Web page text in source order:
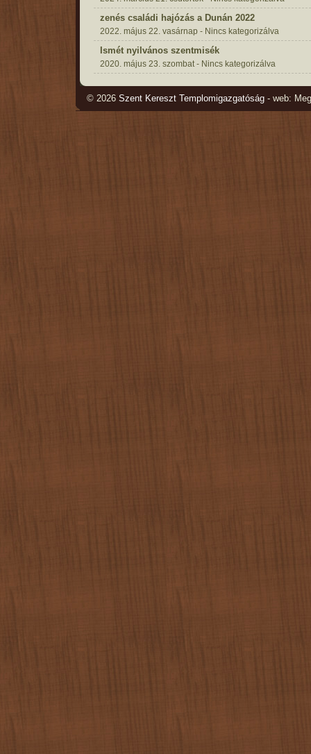
zenés családi hajózás a Dunán 2022
2022. május 22. vasárnap - Nincs kategorizálva
Ismét nyilvános szentmisék
2020. május 23. szombat - Nincs kategorizálva
© 2026 Szent Kereszt Templomigazgatóság - web: